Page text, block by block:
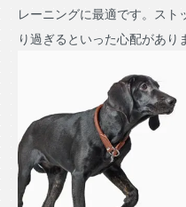
レーニングに最適です。スト
り過ぎるといった心配があり